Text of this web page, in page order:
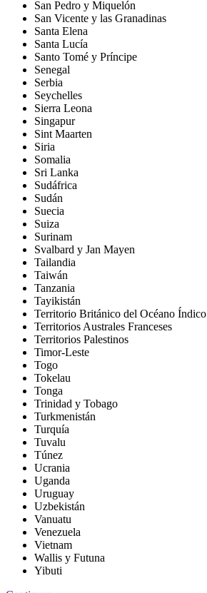
San Pedro y Miquelón
San Vicente y las Granadinas
Santa Elena
Santa Lucía
Santo Tomé y Príncipe
Senegal
Serbia
Seychelles
Sierra Leona
Singapur
Sint Maarten
Siria
Somalia
Sri Lanka
Sudáfrica
Sudán
Suecia
Suiza
Surinam
Svalbard y Jan Mayen
Tailandia
Taiwán
Tanzania
Tayikistán
Territorio Británico del Océano Índico
Territorios Australes Franceses
Territorios Palestinos
Timor-Leste
Togo
Tokelau
Tonga
Trinidad y Tobago
Turkmenistán
Turquía
Tuvalu
Túnez
Ucrania
Uganda
Uruguay
Uzbekistán
Vanuatu
Venezuela
Vietnam
Wallis y Futuna
Yibuti